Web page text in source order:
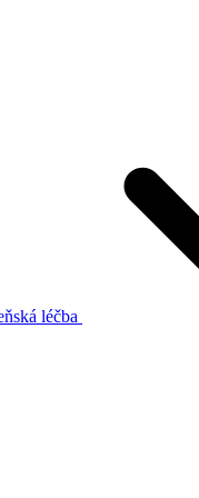
léčba